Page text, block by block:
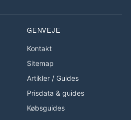
GENVEJE
Kontakt
Sitemap
Artikler / Guides
Prisdata & guides
Købsguides